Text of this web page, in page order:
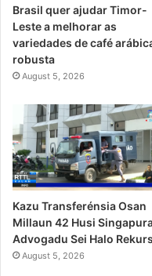
Brasil quer ajudar Timor-
Leste a melhorar as
variedades de café
robusta
August 5, 2026
Kazu Transferénsia Osan
Millaun 42 Husi
Advogadu Sei Halo
August 5, 2026